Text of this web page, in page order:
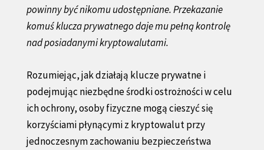
powinny być nikomu udostępniane. Przekazanie
komuś klucza prywatnego daje mu pełną kontrolę
nad posiadanymi kryptowalutami.
Rozumiejąc, jak działają klucze prywatne i
podejmując niezbędne środki ostrożności w celu
ich ochrony, osoby fizyczne mogą cieszyć się
korzyściami płynącymi z kryptowalut przy
jednoczesnym zachowaniu bezpieczeństwa